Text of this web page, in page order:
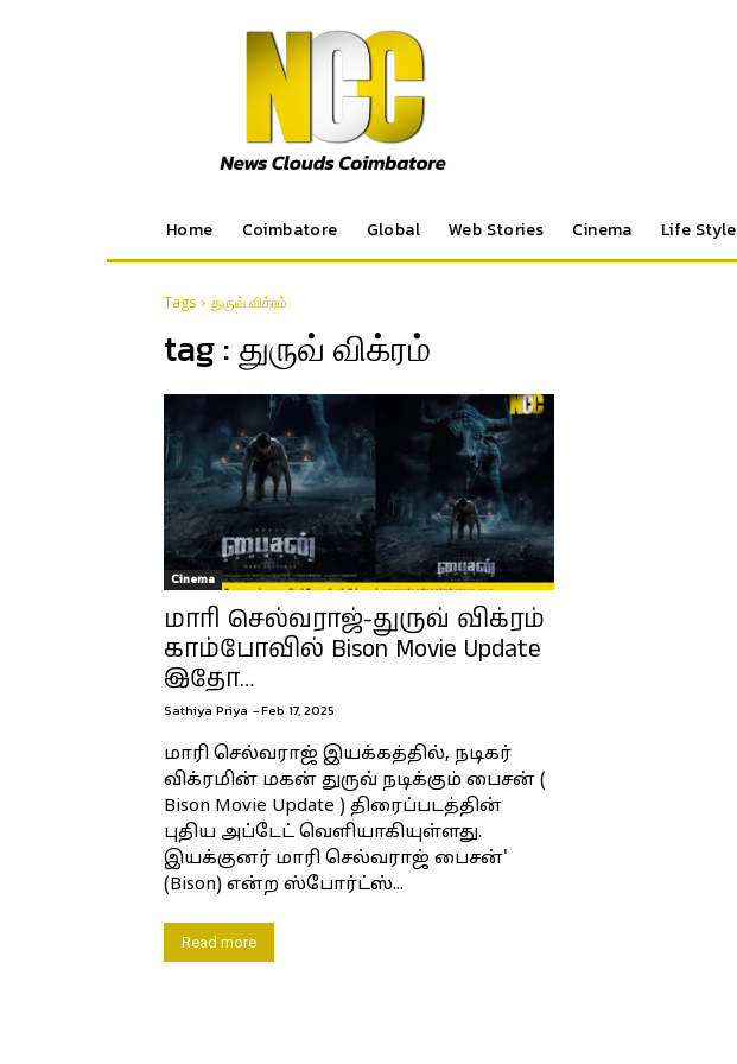
Home Coimbatore Global Web Stories Cinema Life Style
Tags துருவ் விக்ரம்
tag :துருவ் விக்ரம்
Cinema
மாரி செல்வராஜ்-துருவ் விக்ரம்
காம்போவில் Bison Movie Update
இதோ…
Sathiya Priya -Feb 17, 2025
மாரி செல்வராஜ் இயக்கத்தில், நடிகர்
விக்ரமின் மகன் துருவ் நடிக்கும் பைசன் (
Bison Movie Update ) திரைப்படத்தின்
புதிய அப்டேட் வெளியாகியுள்ளது.
இயக்குனர் மாரி செல்வராஜ் பைசன்'
(Bison) என்ற ஸ்போர்ட்ஸ்...
Read more